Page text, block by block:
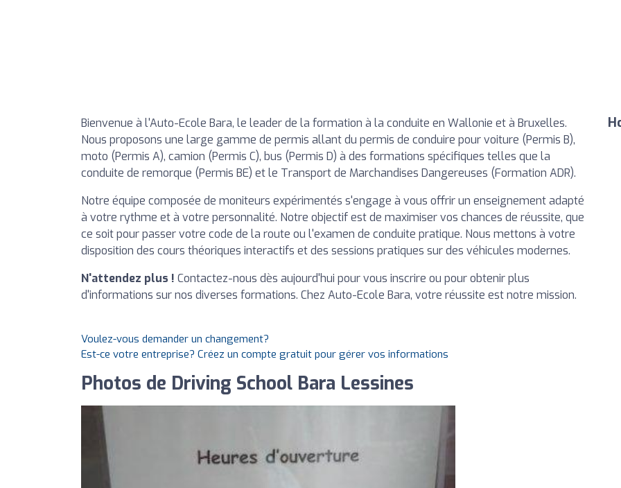
Bienvenue à l'Auto-Ecole Bara, le leader de la formation à la conduite en Wallonie et à Bruxelles.
Nous proposons une large gamme de permis allant du permis de conduire pour voiture (Permis B),
moto (Permis A), camion (Permis C), bus (Permis D) à des formations spécifiques telles que la
conduite de remorque (Permis BE) et le Transport de Marchandises Dangereuses (Formation ADR).
Notre équipe composée de moniteurs expérimentés s'engage à vous offrir un enseignement adapté
à votre rythme et à votre personnalité. Notre objectif est de maximiser vos chances de réussite, que
ce soit pour passer votre code de la route ou l'examen de conduite pratique. Nous mettons à votre
disposition des cours théoriques interactifs et des sessions pratiques sur des véhicules modernes.
N'attendez plus ! Contactez-nous dès aujourd'hui pour vous inscrire ou pour obtenir plus
d'informations sur nos diverses formations. Chez Auto-Ecole Bara, votre réussite est notre mission.
Voulez-vous demander un changement?
Est-ce votre entreprise? Créez un compte gratuit pour gérer vos informations
Photos de Driving School Bara Lessines